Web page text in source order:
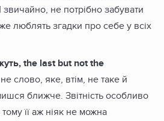
звичайно, не потрібно забувати
люблять згадки про себе у всіх
the last but not the
слово, яке, втім, не таке й
ближче. Звітність особливо
її аж ніяк не можна